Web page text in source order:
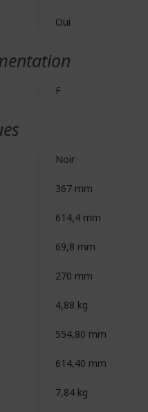
Oui
F
Noir
367 mm
614,4 mm
69,8 mm
270 mm
4,88 kg
554,80 mm
614,40 mm
7,84 kg